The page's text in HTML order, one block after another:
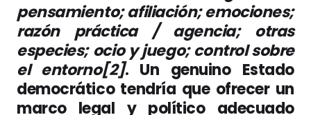
pensamiento; afiliación; emociones;
razón práctica / agencia; otras
especies; ocio y juego; control sobre
el entorno[2]. Un genuino Estado
democrático tendría que ofrecer un
marco legal y político adecuado